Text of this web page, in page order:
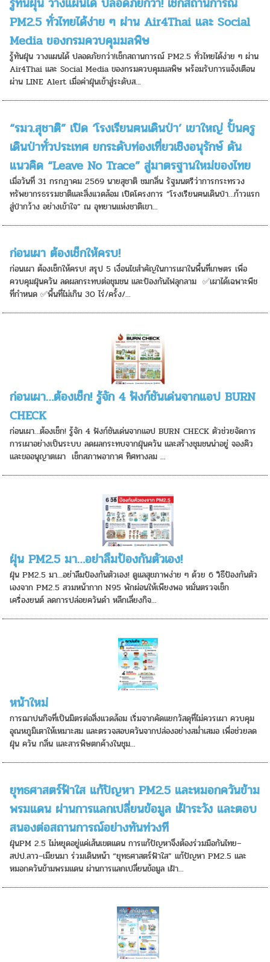
PM2.5 ทั่วไทยได้ง่าย ๆ ผ่าน Air4Thai และ Social
Media ของกรมควบคุมมลพิษ
รู้ทันฝุ่น วางแผนได้ ปลอดภัยกว่า!เช็กสถานการณ์ PM2.5 ทั่วไทยได้ง่าย ๆ ผ่าน
Air4Thai และ Social Media ของกรมควบคุมมลพิษ พร้อมรับการแจ้งเตือน
ผ่าน LINE Alert เมื่อค่าฝุ่นเข้าสู่ระดับส...
“รมว.สุชาติ” เปิด ‘โรงเรียนฅนเดินป่า’ เขาใหญ่ ปั้นครู
เดินป่าทั่วประเทศ ยกระดับท่องเที่ยวเชิงอนุรักษ์ ดัน
แนวคิด “Leave No Trace” สู่มาตรฐานใหม่ของไทย
เมื่อวันที่ 31 กรกฎาคม 2569 นายสุชาติ ชมกลิ่น รัฐมนตรีว่าการกระทรวง
ทรัพยากรธรรมชาติและสิ่งแวดล้อม เปิดโครงการ “โรงเรียนฅนเดินป่า…ก้าวแรก
สู่ป่ากว้าง อย่างเข้าใจ” ณ อุทยานแห่งชาติเขา...
ก่อนเผา ต้องเช็กให้ครบ!
ก่อนเผา ต้องเช็กให้ครบ! สรุป 5 เงื่อนไขสำคัญในการเผาในพื้นที่เกษตร เพื่อ
ควบคุมฝุ่นควัน ลดผลกระทบต่อชุมชน และป้องกันไฟลุกลาม ️ ✅เผาได้เฉพาะพืช
ที่กำหนด ✅พื้นที่ไม่เกิน 30 ไร่/ครั้ง/...
ก่อนเผา…ต้องเช็ก! รู้จัก 4 ฟังก์ชันเด่นจากแอป BURN
CHECK
ก่อนเผา…ต้องเช็ก! รู้จัก 4 ฟังก์ชันเด่นจากแอป BURN CHECK ตัวช่วยจัดการ
การเผาอย่างเป็นระบบ ลดผลกระทบจากฝุ่นควัน และสร้างชุมชนน่าอยู่ จองคิว
และขออนุญาตเผา ️ เช็กสภาพอากาศ ทิศทางลม ...
ฝุ่น PM2.5 มา…อย่าลืมป้องกันตัวเอง!
ฝุ่น PM2.5 มา…อย่าลืมป้องกันตัวเอง! ดูแลสุขภาพง่าย ๆ ด้วย 6 วิธีป้องกันตัว
เองจาก PM2.5 สวมหน้ากาก N95 พักผ่อนให้เพียงพอ หมั่นตรวจเช็ก
เครื่องยนต์ ลดการปล่อยควันดำ หลีกเลี่ยงกิจ...
หน้าใหม่
️การฌาปนกิจที่เป็นมิตรต่อสิ่งแวดล้อม เริ่มจากคัดแยกวัสดุที่ไม่ควรเผา ควบคุม
อุณหภูมิเตาให้เหมาะสม และตรวจสอบควันจากปล่องอย่างสม่ำเสมอ เพื่อช่วยลด
ฝุ่น ควัน กลิ่น และสารพิษตกค้างในชุม...
ยุทธศาสตร์ฟ้าใส แก้ปัญหา PM2.5 และหมอกควันข้าม
พรมแดน ผ่านการแลกเปลี่ยนข้อมูล เฝ้าระวัง และตอบ
สนองต่อสถานการณ์อย่างทันท่วงที
ฝุ่นPM 2.5 ไม่หยุดอยู่แค่เส้นเขตแดน การแก้ปัญหาจึงต้องร่วมมือกันไทย–
สปป.ลาว–เมียนมา ร่วมเดินหน้า “ยุทธศาสตร์ฟ้าใส” แก้ปัญหา PM2.5 และ
หมอกควันข้ามพรมแดน ผ่านการแลกเปลี่ยนข้อมูล เฝ้า...